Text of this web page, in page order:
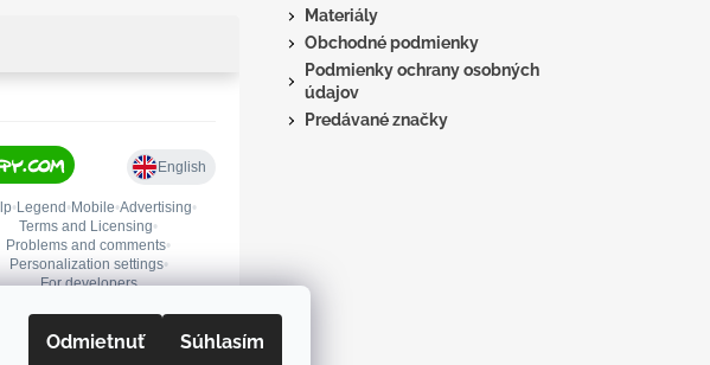
Odmietnuť Súhlasím
Materiály
Obchodné podmienky
Podmienky ochrany osobných
údajov
Predávané značky